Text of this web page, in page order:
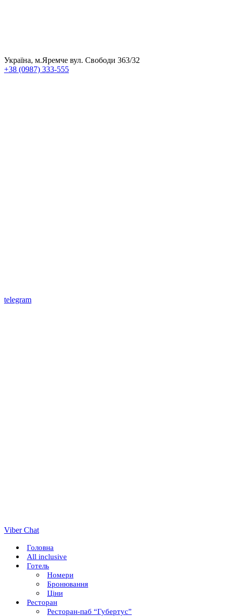
Україна, м.Яремче вул. Свободи 363/32
+38 (0987) 333-555
telegram
Viber Chat
Головна
All inclusive
Готель
Номери
Бронювання
Ціни
Ресторан
Ресторан-паб “Губертус”